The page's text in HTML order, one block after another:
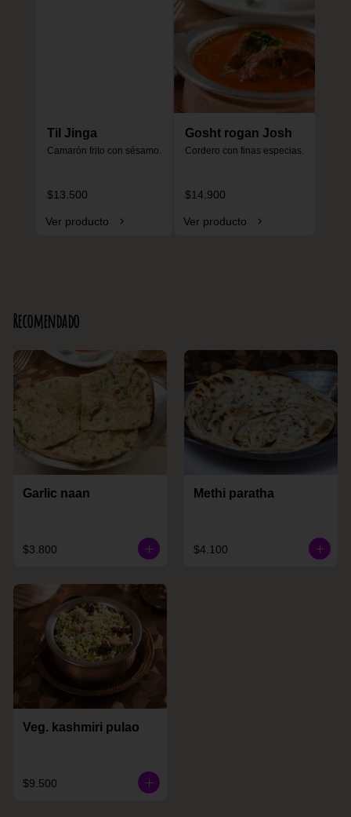
Til Jinga
Camarón frito con sésamo.
$13.500
Ver producto
Gosht rogan Josh
Cordero con finas especias.
$14.900
Ver producto
Recomendado
Garlic naan
$3.800
Methi paratha
$4.100
Veg. kashmiri pulao
$9.500